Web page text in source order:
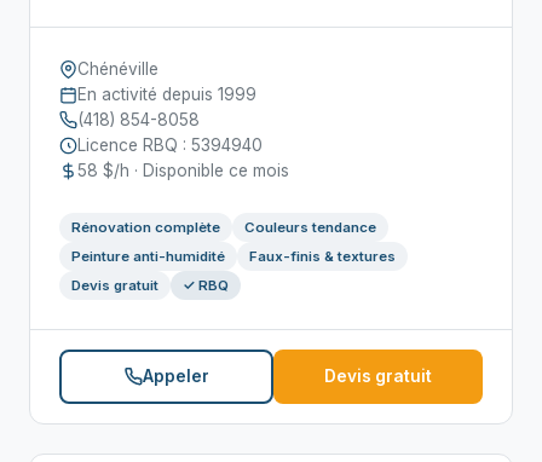
Chénéville
En activité depuis 1999
(418) 854-8058
Licence RBQ : 5394940
58 $/h · Disponible ce mois
Rénovation complète
Couleurs tendance
Peinture anti-humidité
Faux-finis & textures
Devis gratuit
✓ RBQ
Appeler Devis gratuit